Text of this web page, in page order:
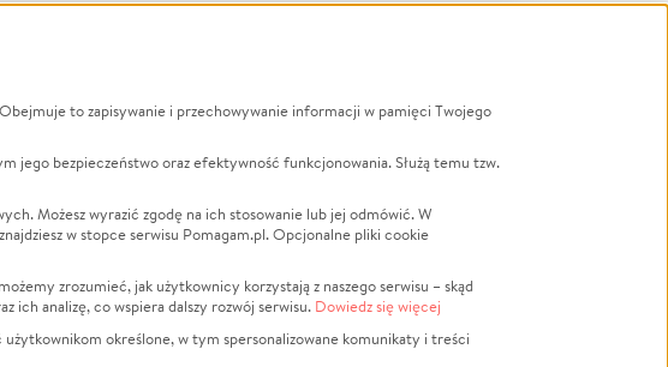
Zbieraj na
Leczenie
Zwierzęta
Pożar
Sport
Pomoc Finansowa
LGBTQ+
Powódź
Wichura
Religia
Edukacja
to zapisywanie i przechowywanie informacji w pamięci Twojego
jego bezpieczeństwo oraz efektywność funkcjonowania. Służą temu tzw.
Możesz wyrazić zgodę na ich stosowanie lub jej odmówić. W
w stopce serwisu Pomagam.pl. Opcjonalne pliki cookie
zrozumieć, jak użytkownicy korzystają z naszego serwisu – skąd
ich analizę, co wspiera dalszy rozwój serwisu. Dowiedz się więcej
określone, w tym spersonalizowane komunikaty i treści